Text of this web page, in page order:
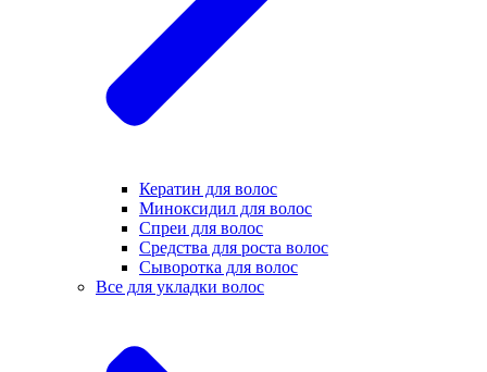
Кератин для волос
Миноксидил для волос
Спреи для волос
Средства для роста волос
Сыворотка для волос
Все для укладки волос